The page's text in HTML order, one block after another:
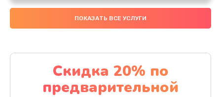
Замена южного моста
Заказать
Чистка от пыли
1060 руб.
ПОКАЗАТЬ ВСЕ УСЛУГИ
Скидка 20% по
предварительной